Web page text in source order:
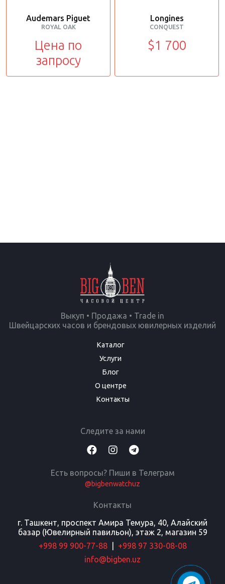
Audemars Piguet
ROYAL OAK
Цена по
запросу
Longines
CONQUEST
$1 700
Выкуп • Продажа • Trade in
Швейцарских часов и брендовых ювилерных изделий
Каталог
Услуги
Блог
О центре
Контакты
Следите за нами
Есть вопросы? Пиши в Телеграм
@bigbenwatchuz
Контакты
г. Ташкент, проспект Амира Темура, 40, Алайский
базар (Ювелирный павильон), этаж 2, магазин 59
+998 99 900-77-88
+998 97 330-08-08
info@bigben.uz